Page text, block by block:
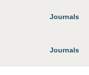
Journals
Journals